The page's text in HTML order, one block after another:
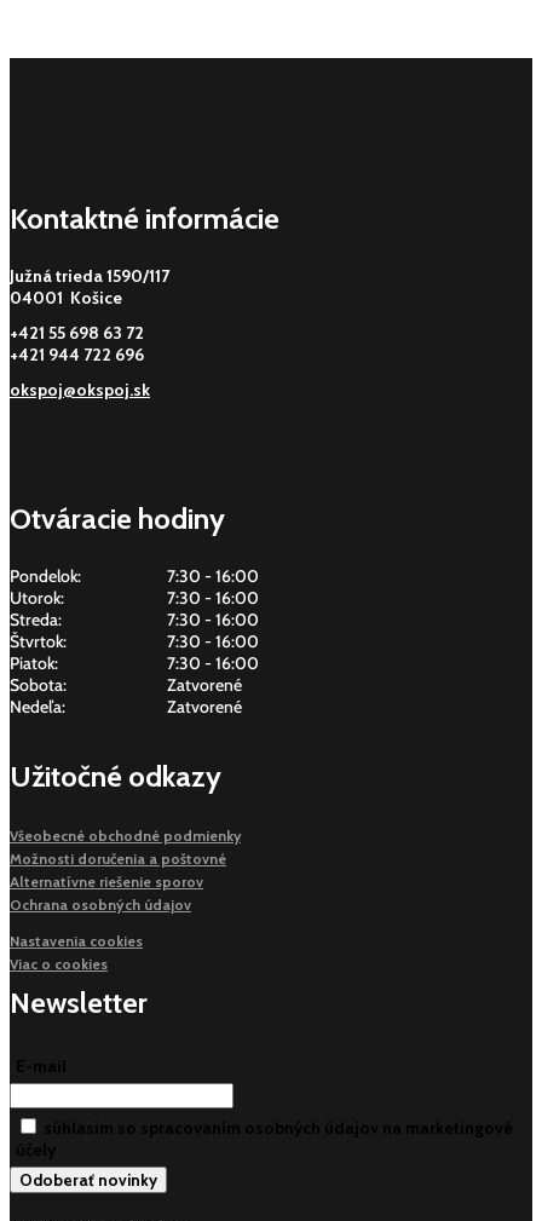
Kontaktné informácie
Južná trieda 1590/117
04001 Košice
+421 55 698 63 72
+421 944 722 696
okspoj@okspoj.sk
Otváracie hodiny
Pondelok:
7:30 - 16:00
Utorok:
7:30 - 16:00
Streda:
7:30 - 16:00
Štvrtok:
7:30 - 16:00
Piatok:
7:30 - 16:00
Sobota:
Zatvorené
Nedeľa:
Zatvorené
Užitočné odkazy
Všeobecné obchodné podmienky
Možnosti doručenia a poštovné
Alternatívne riešenie sporov
Ochrana osobných údajov
Nastavenia cookies
Viac o cookies
Newsletter
E-mail
súhlasim so spracovaním osobných údajov na marketingové
účely